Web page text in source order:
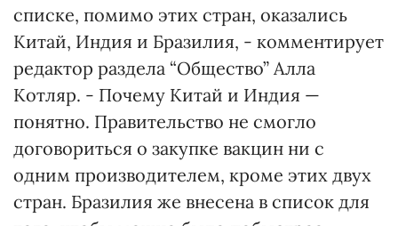
списке, помимо этих стран, оказались
Китай, Индия и Бразилия, - комментирует
редактор раздела “Общество” Алла
Котляр. - Почему Китай и Индия —
понятно. Правительство не смогло
договориться о закупке вакцин ни с
одним производителем, кроме этих двух
стран. Бразилия же внесена в список для